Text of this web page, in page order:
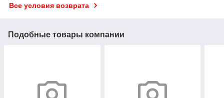
Все условия возврата
Подобные товары компании